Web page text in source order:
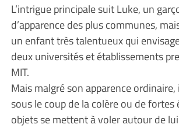
L’intrigue principale suit Luke, un
d’apparence des plus communes,
un enfant très talentueux qui
deux universités et établissements
MIT.
Mais malgré son apparence ordinaire,
sous le coup de la colère ou de
objets se mettent à voler autour de